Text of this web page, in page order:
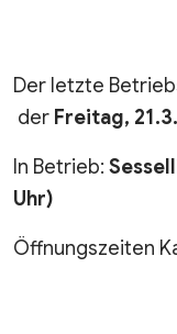
Der letzte
der Freitag,
In Betrieb:
Uhr)
Öffnungszeiten